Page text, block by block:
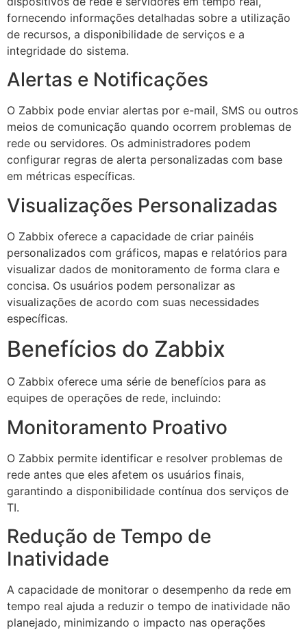
fornecendo informações detalhadas sobre a utilização
de recursos, a disponibilidade de serviços e a
integridade do sistema.
Alertas e Notificações
O Zabbix pode enviar alertas por e-mail, SMS ou outros
meios de comunicação quando ocorrem problemas de
rede ou servidores. Os administradores podem
configurar regras de alerta personalizadas com base
em métricas específicas.
Visualizações Personalizadas
O Zabbix oferece a capacidade de criar painéis
personalizados com gráficos, mapas e relatórios para
visualizar dados de monitoramento de forma clara e
concisa. Os usuários podem personalizar as
visualizações de acordo com suas necessidades
específicas.
Benefícios do Zabbix
O Zabbix oferece uma série de benefícios para as
equipes de operações de rede, incluindo:
Monitoramento Proativo
O Zabbix permite identificar e resolver problemas de
rede antes que eles afetem os usuários finais,
garantindo a disponibilidade contínua dos serviços de
TI.
Redução de Tempo de
Inatividade
A capacidade de monitorar o desempenho da rede em
tempo real ajuda a reduzir o tempo de inatividade não
planejado, minimizando o impacto nas operações